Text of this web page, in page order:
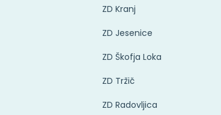
ZD Kranj
ZD Jesenice
ZD Škofja Loka
ZD Tržič
ZD Radovljica